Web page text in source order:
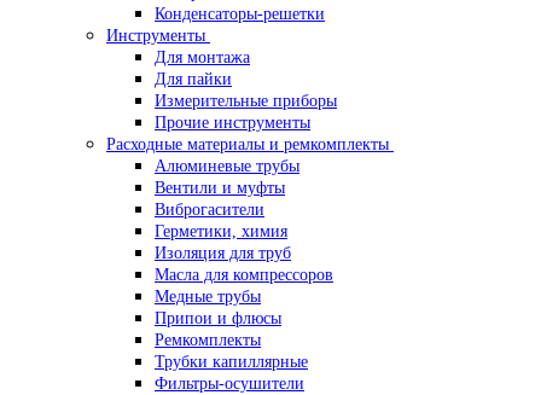
Конденсаторы-решетки
Инструменты
Для монтажа
Для пайки
Измерительные приборы
Прочие инструменты
Расходные материалы и ремкомплекты
Алюминевые трубы
Вентили и муфты
Виброгасители
Герметики, химия
Изоляция для труб
Масла для компрессоров
Медные трубы
Припои и флюсы
Ремкомплекты
Трубки капиллярные
Фильтры-осушители